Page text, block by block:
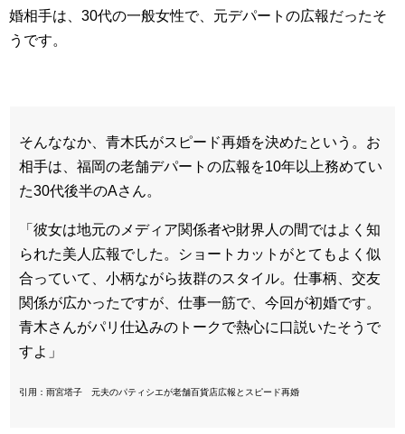
婚相手は、30代の一般女性で、元デパートの広報だったそ
うです。
そんななか、青木氏がスピード再婚を決めたという。お
相手は、福岡の老舗デパートの広報を10年以上務めてい
た30代後半のAさん。
「彼女は地元のメディア関係者や財界人の間ではよく知
られた美人広報でした。ショートカットがとてもよく似
合っていて、小柄ながら抜群のスタイル。仕事柄、交友
関係が広かったですが、仕事一筋で、今回が初婚です。
青木さんがパリ仕込みのトークで熱心に口説いたそうで
すよ」
引用：雨宮塔子 元夫のパティシエが老舗百貨店広報とスピード再婚